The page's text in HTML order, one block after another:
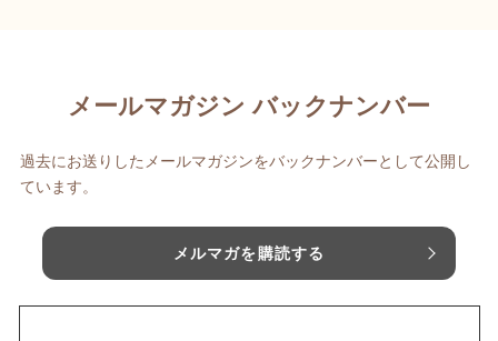
メールマガジン バックナンバー
過去にお送りしたメールマガジンをバックナンバーとして公開し
ています。
メルマガを購読する